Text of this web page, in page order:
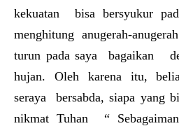
kekuatan bisa bersyukur
menghitung anugerah-
turun pada saya bagaikan
hujan. Oleh karena itu,
seraya bersabda, siapa yang
nikmat Tuhan “